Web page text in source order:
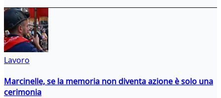
Lavoro
Marcinelle, se la memoria non diventa azione è solo una
cerimonia